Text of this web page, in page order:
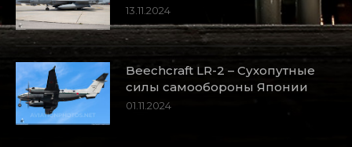
13.11.2024
Beechcraft LR-2 – Сухопутные
силы самообороны Японии
01.11.2024